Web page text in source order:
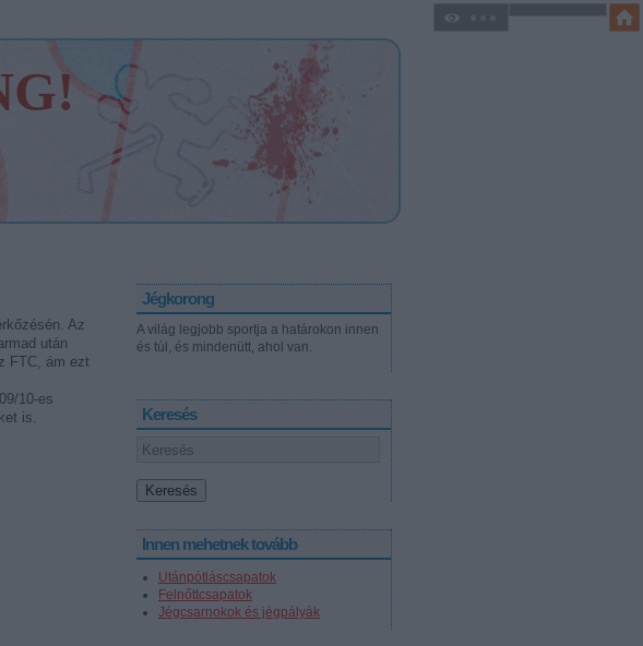
Jégkorong
A világ legjobb sportja a határokon innen
és túl, és mindenütt, ahol van.
Keresés
Innen mehetnek tovább
Utánpótláscsapatok
Felnőttcsapatok
Jégcsarnokok és jégpályák
Az
után
FTC, ám ezt
10-es
is.